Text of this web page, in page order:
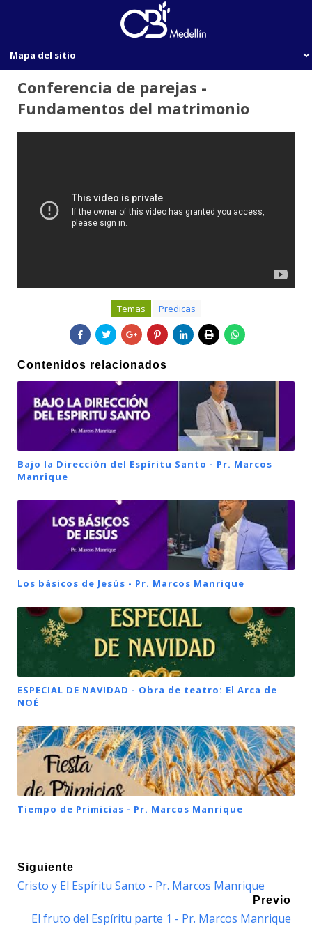
Conferencia de parejas -
Fundamentos del matrimonio
Temas Predicas
Contenidos relacionados
Bajo la Dirección del Espíritu Santo - Pr. Marcos
Manrique
Los básicos de Jesús - Pr. Marcos Manrique
ESPECIAL DE NAVIDAD - Obra de teatro: El Arca de
NOÉ
Tiempo de Primicias - Pr. Marcos Manrique
Siguiente
Cristo y El Espíritu Santo - Pr. Marcos Manrique
Previo
El fruto del Espíritu parte 1 - Pr. Marcos Manrique